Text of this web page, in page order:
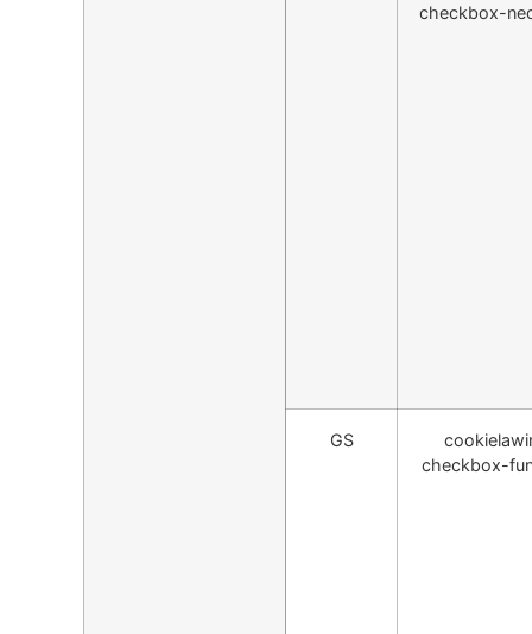
checkbox-
GS
checkbox-